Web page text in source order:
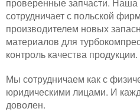
сотрудничает с польской
производителем новых
материалов для
контроль качества продукции.
Мы сотрудничаем как с
юридическими лицами. И
доволен.